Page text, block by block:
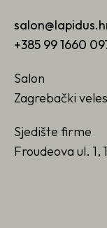
+385 99 1660
Salon
Zagrebački
Sjedište firme
Froudeova ul.